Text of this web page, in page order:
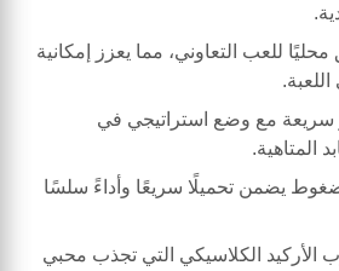
للعب التعاوني، مما يعزز إمكانية
سريعة مع وضع استراتيجي في
المتاهية.
يضمن تحميلًا سريعًا وأداءً سلسًا
الأركيد الكلاسيكي التي تجذب محبي